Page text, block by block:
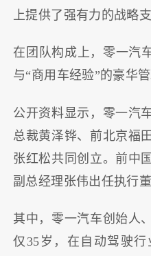
上提供了强有力的战略支
在团队构成上，零一汽
与“商用车经验”的豪华管
公开资料显示，零一汽
总裁黄泽铧、前北京福
张红松共同创立。前中
副总经理张伟出任执行
其中，零一汽车创始人
仅35岁，在自动驾驶